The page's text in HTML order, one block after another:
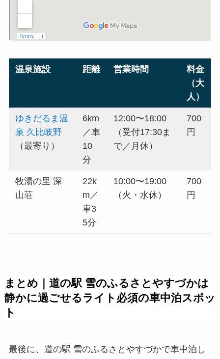
温泉施設 距離 営業時間
料金
（大
人）
ゆきだるま温
泉 久比岐野
（最寄り）
6km
／車
10
分
12:00〜18:00
（受付17:30ま
で／月休）
700
円
牧湯の里 深
山荘
22k
m／
車3
5分
10:00〜19:00
（火・水休）
700
円
まとめ｜道の駅 雪のふるさとやすづかは
静かに過ごせるライト必須の車中泊スポッ
ト
最後に、道の駅 雪のふるさとやすづかで車中泊し